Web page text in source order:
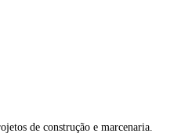
de construção e marcenaria.